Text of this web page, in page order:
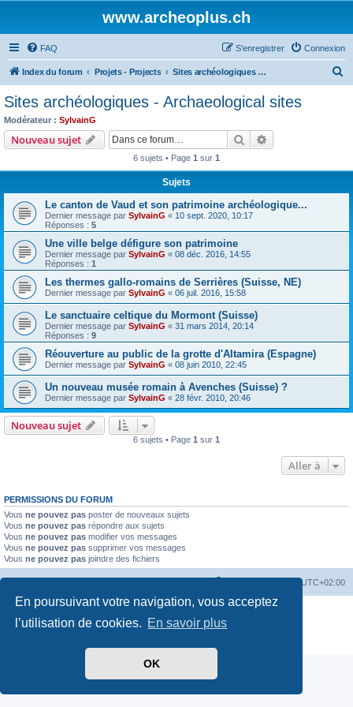
En poursuivant votre navigation, vous acceptez
l’utilisation de cookies. En savoir plus
OK
www.archeoplus.ch
FAQ Connexion
S’enregistrer
Index du forum Projets - Projects Sites archéologiques - Archaeological sites
Sites archéologiques - Archaeological sites
Modérateur : SylvainG
Nouveau sujet Rechercher
6 sujets • Page 1 sur 1
Sujets
Le canton de Vaud et son patrimoine archéologique...
Dernier message par SylvainG « 10 sept. 2020, 10:17
Réponses : 5
Une ville belge défigure son patrimoine
Dernier message par SylvainG « 08 déc. 2016, 14:55
Réponses : 1
Les thermes gallo-romains de Serrières (Suisse, NE)
Dernier message par SylvainG « 06 juil. 2016, 15:58
Le sanctuaire celtique du Mormont (Suisse)
Dernier message par SylvainG « 31 mars 2014, 20:14
Réponses : 9
Réouverture au public de la grotte d'Altamira (Espagne)
Dernier message par SylvainG « 08 juin 2010, 22:45
Un nouveau musée romain à Avenches (Suisse) ?
Dernier message par SylvainG « 28 févr. 2010, 20:46
Nouveau sujet
6 sujets • Page 1 sur 1
Aller à
PERMISSIONS DU FORUM
Vous ne pouvez pas poster de nouveaux sujets
Vous ne pouvez pas répondre aux sujets
Vous ne pouvez pas modifier vos messages
Vous ne pouvez pas supprimer vos messages
Vous ne pouvez pas joindre des fichiers
UTC+02:00
® Forum Software © phpBB Limited
Traduit parphpBB-fr.com